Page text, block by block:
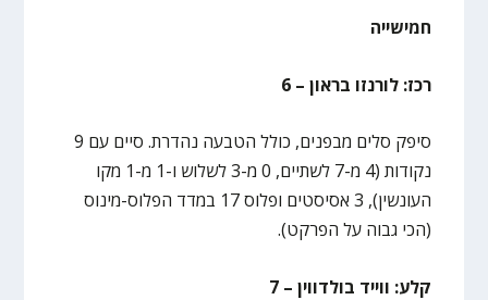
חמישייה
רכז: לורנזו בראון – 6
סיפק סלים מבפנים, כולל הטבעה נהדרת. סיים עם 9
נקודות (4 מ-7 לשתיים, 0 מ-3 לשלוש ו-1 מ-1 מקו
העונשין), 3 אסיסטים ופלוס 17 במדד הפלוס-מינוס
(הכי גבוה על הפרקט).
קלע: ווייד בולדווין – 7